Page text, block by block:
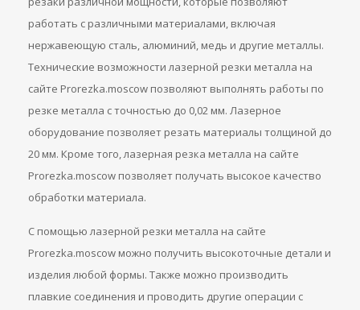
работать с различными материалами, включая
нержавеющую сталь, алюминий, медь и другие металлы.
Технические возможности лазерной резки металла на
сайте Prorezka.moscow позволяют выполнять работы по
резке металла с точностью до 0,02 мм. Лазерное
оборудование позволяет резать материалы толщиной до
20 мм. Кроме того, лазерная резка металла на сайте
Prorezka.moscow позволяет получать высокое качество
обработки материала.
С помощью лазерной резки металла на сайте
Prorezka.moscow можно получить высокоточные детали и
изделия любой формы. Также можно производить
плавкие соединения и проводить другие операции с